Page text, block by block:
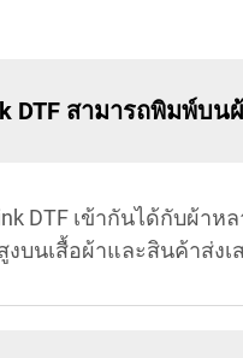
DTF สามารถพิมพ์บ
DTF เข้ากันได้กับผ้า
นเสื้อผ้าและสินค้าส่งเ